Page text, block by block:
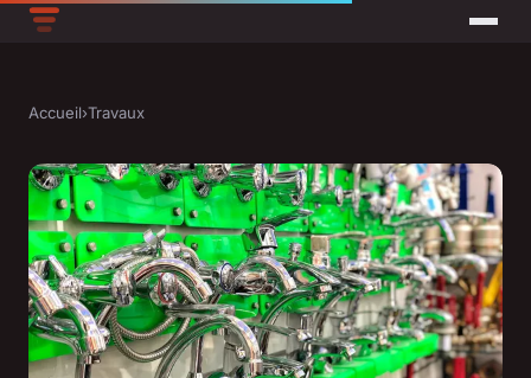
Accueil›Travaux